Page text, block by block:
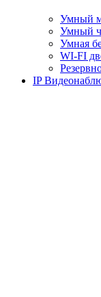
Умный
Умный
Умная
WI-FI
IP